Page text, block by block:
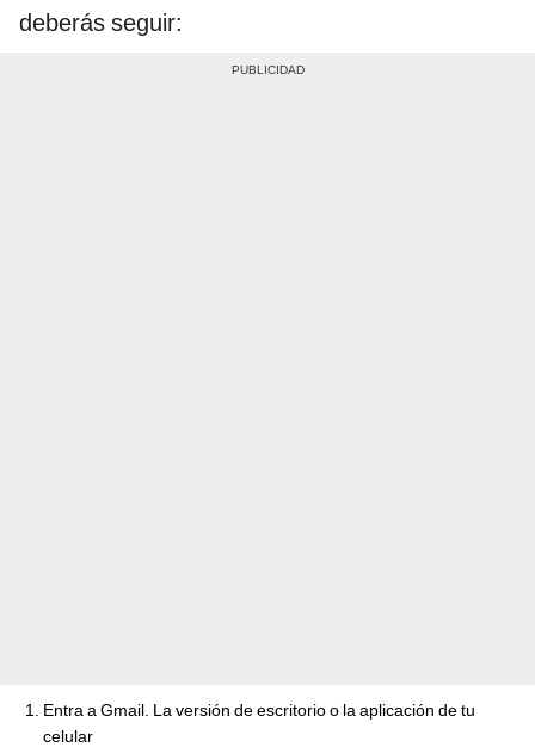
deberás seguir:
Entra a Gmail. La versión de escritorio o la aplicación de tu
celular